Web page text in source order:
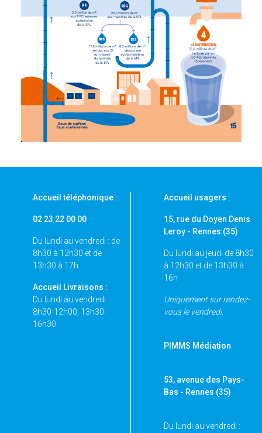
Accueil téléphonique :
02 23 22 00 00
Du lundi au vendredi : de
8h30 à 12h30 et de
13h30 à 17h
Accueil Livraisons :
Du lundi au vendredi
8h30-12h00, 13h30-
16h30
Accueil usagers :
15, rue du Doyen Denis
Leroy - Rennes (35)
Du lundi au jeudi de 8h30
à 12h30 et de 13h30 à
16h
Uniquement sur rendez-
vous le vendredi.
PIMMS Médiation
53, avenue des Pays-
Bas - Rennes (35)
Du lundi au vendredi :